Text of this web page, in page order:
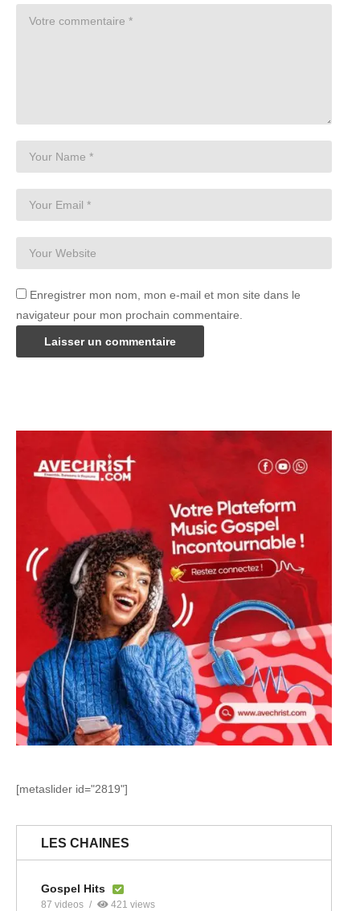
Enregistrer mon nom, mon e-mail et mon site dans le
navigateur pour mon prochain commentaire.
[metaslider id="2819"]
LES CHAINES
Gospel Hits
87 videos 421 views